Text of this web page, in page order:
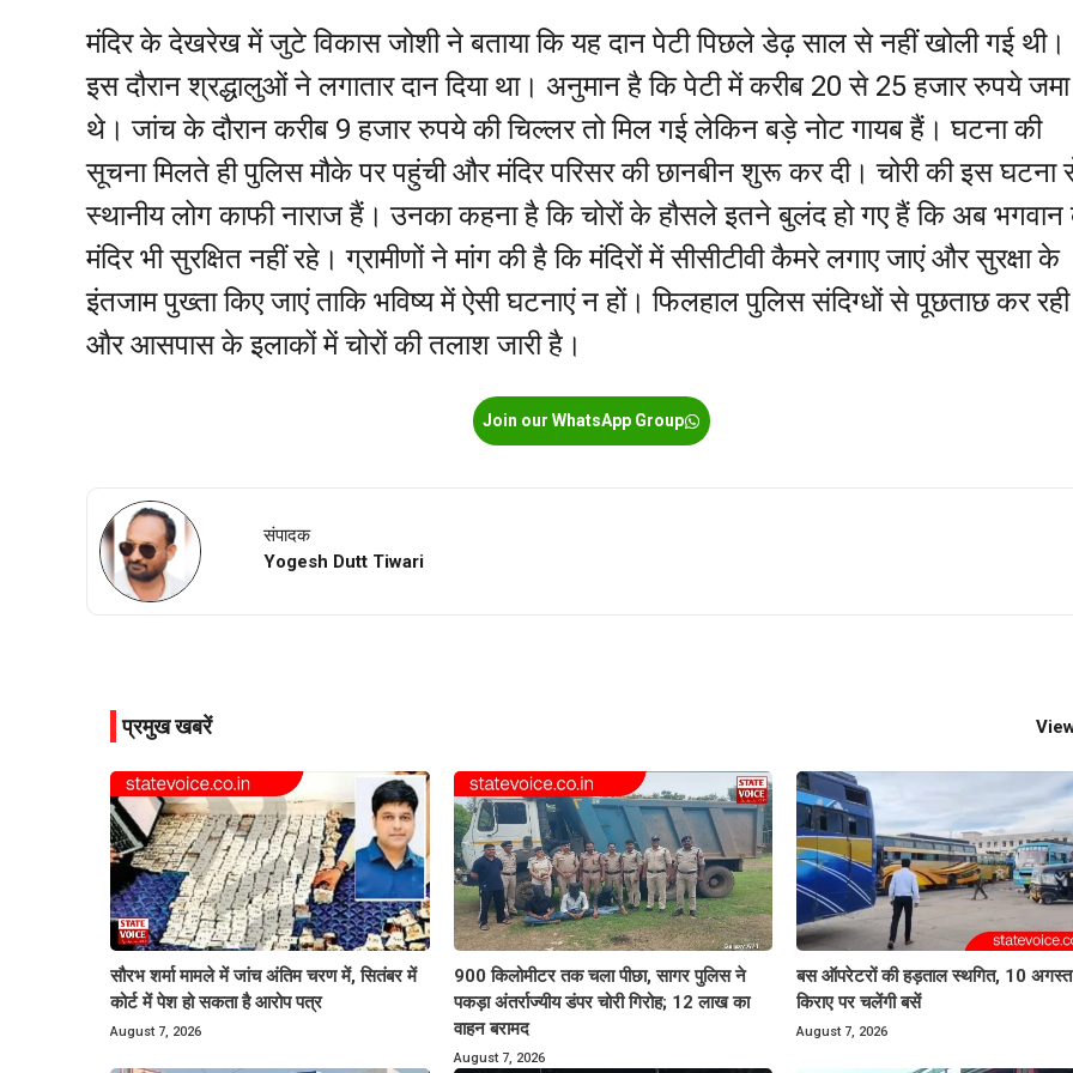
मंदिर के देखरेख में जुटे विकास जोशी ने बताया कि यह दान पेटी पिछले डेढ़ साल से नहीं खोली गई थी।
इस दौरान श्रद्धालुओं ने लगातार दान दिया था। अनुमान है कि पेटी में करीब 20 से 25 हजार रुपये जमा
थे। जांच के दौरान करीब 9 हजार रुपये की चिल्लर तो मिल गई लेकिन बड़े नोट गायब हैं। घटना की
सूचना मिलते ही पुलिस मौके पर पहुंची और मंदिर परिसर की छानबीन शुरू कर दी। चोरी की इस घटना
स्थानीय लोग काफी नाराज हैं। उनका कहना है कि चोरों के हौसले इतने बुलंद हो गए हैं कि अब
मंदिर भी सुरक्षित नहीं रहे। ग्रामीणों ने मांग की है कि मंदिरों में सीसीटीवी कैमरे लगाए जाएं और सुरक्षा के
इंतजाम पुख्ता किए जाएं ताकि भविष्य में ऐसी घटनाएं न हों। फिलहाल पुलिस संदिग्धों से पूछताछ कर
और आसपास के इलाकों में चोरों की तलाश जारी है।
Join our WhatsApp Group
संपादक
Yogesh Dutt Tiwari
प्रमुख खबरें
सौरभ शर्मा मामले में जांच अंतिम चरण में, सितंबर में
कोर्ट में पेश हो सकता है आरोप पत्र
August 7, 2026
900 किलोमीटर तक चला पीछा, सागर पुलिस ने
पकड़ा अंतर्राज्यीय डंपर चोरी गिरोह; 12 लाख का
वाहन बरामद
August 7, 2026
बस ऑपरेटरों की हड़ताल स्थगित, 10
किराए पर चलेंगी बसें
August 7, 2026